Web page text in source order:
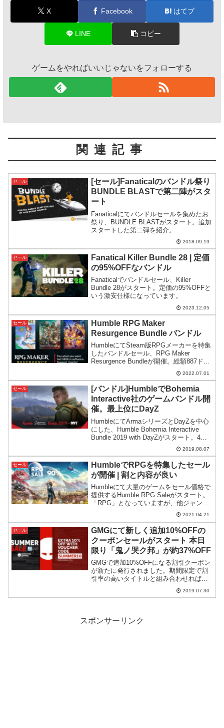
X Facebook はてブ
LINE コピー
ゲームをやればいいじゃないをフォローする
関連記事
セール
[セール]Fanaticalのバンドル祭り
BUNDLE BLASTで第二陣がスタ
ート
Fanaticalにてバンドルセールを集めたお
祭り、BUNDLE BLASTがスタート。追加
スタートした第二弾を紹介。
2018.09.19
セール
Fanatical Killer Bundle 28 | 定価
の95%OFFなバンドル
Fanaticalでバンドルセール、Killer
Bundle 28がスタート。定価の95%OFFと
いう激安仕様になっています。
2023.12.05
セール
Humble RPG Maker
Resurgence Bundle バンドル
HumbleにてSteam版RPGメーカーを特集
したバンドルセール、RPG Maker
Resurgence Bundleが開催。総額887ドル
分のコンテンツが25分の1以下の価格で手
2022.07.01
セール
[バンドル]HumbleでBohemia
Interactive社のゲームバンドル開
催。最上位にDayZ
HumbleにてArmaシリーズとDayZを中心
にした、Humble Bohemia Interactive
Bundle 2019 with DayZがスタート。4段
階のコース分けで、欲しいゲームに応じ
てコース選択しやすくなっています。
2019.08.07
セール
HumbleでRPGを特集したセール
が開催 | 割と内容が良い
Humbleにて大量のゲームをセール価格で
提供するHumble RPG Saleがスタート。
「RPG」となっていますが、他ジャンル
2021.04.21
セール
GMGにて新しく追加10%OFFの
クーポンセールがスタート 本日
限り「鬼ノ哭ク邦」が約37%OFF
GMGで追加10%OFFになる割引クーポン
が新たに発行されました。期間限定で割
引率の高いタイトルと組み合わせればよ
り高い効果を発揮してくれそうです。
2019.07.30
スポンサーリンク